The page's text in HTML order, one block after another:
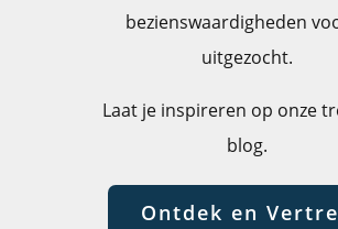
bezienswaardigheden
uitgezocht.
Laat je inspireren op onze
blog.
Ontdek en